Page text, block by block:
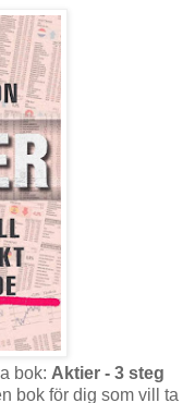
bok: Aktier - 3 steg
bok för dig som vill ta